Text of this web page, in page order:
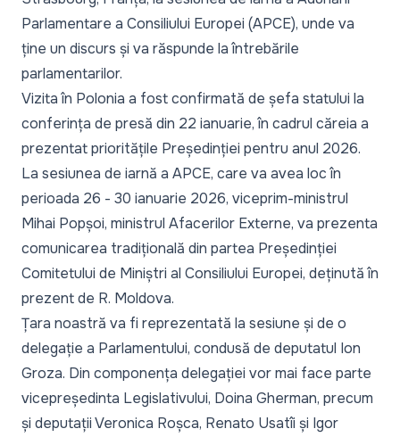
Parlamentare a Consiliului Europei (APCE), unde va
ține un discurs și va răspunde la întrebările
parlamentarilor.
Vizita în Polonia a fost confirmată de șefa statului la
conferința de presă din 22 ianuarie, în cadrul căreia a
prezentatprioritățile Președinției pentru anul 2026.
La sesiunea de iarnă a APCE, care va avea loc în
perioada 26 - 30 ianuarie 2026, viceprim-ministrul
Mihai Popșoi, ministrul Afacerilor Externe, va prezenta
comunicarea tradițională din partea Președinției
Comitetului de Miniștri al Consiliului Europei, deținută în
prezent de R. Moldova.
Țara noastră va fi reprezentată la sesiune și de o
delegație a Parlamentului, condusă de deputatul Ion
Groza. Din componența delegației vor mai face parte
vicepreședinta Legislativului, Doina Gherman, precum
și deputații Veronica Roșca, Renato Usatîi și Igor